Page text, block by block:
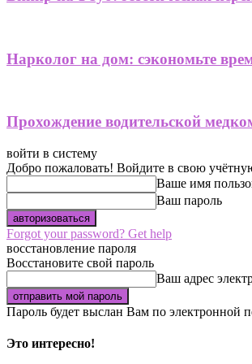
Нарколог на дом: сэкономьте
Прохождение водительской
войти в систему
Добро пожаловать! Войдите в свою
Ваше имя
Ваш пароль
Forgot your password? Get help
восстановление пароля
Восстановите свой пароль
Ваш адрес
Пароль будет выслан Вам по электронной
Это интересно!